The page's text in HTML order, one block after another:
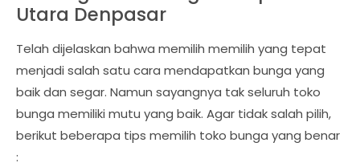
Utara Denpasar
Telah dijelaskan bahwa memilih memilih yang tepat
menjadi salah satu cara mendapatkan bunga yang
baik dan segar. Namun sayangnya tak seluruh toko
bunga memiliki mutu yang baik. Agar tidak salah pilih,
berikut beberapa tips memilih toko bunga yang benar
: